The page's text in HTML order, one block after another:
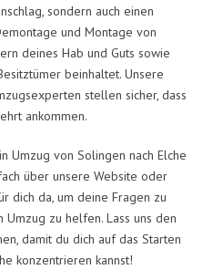
sondern auch einen
und Montage von
deines Hab und Guts sowie
beinhaltet. Unsere
stellen sicher, dass
ankommen.
Umzug von Solingen nach Elche
über unsere Website oder
dich da, um deine Fragen zu
zu helfen. Lass uns den
damit du dich auf das Starten
konzentrieren kannst!